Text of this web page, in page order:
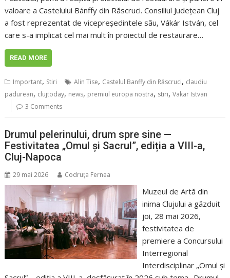
valoare a Castelului Bánffy din Răscruci. Consiliul Județean Cluj
a fost reprezentat de vicepreședintele său, Vákár István, cel
care s-a implicat cel mai mult în proiectul de restaurare…
READ MORE
Important, Stiri Alin Tise, Castelul Banffy din Răscruci, claudiu
padurean, clujtoday, news, premiul europa nostra, stiri,Vakar Istvan
3 Comments
Drumul pelerinului, drum spre sine —
Festivitatea „Omul și Sacrul”, ediția a VIII-a,
Cluj-Napoca
29 mai 2026 Codruța Fernea
Muzeul de Artă din
inima Clujului a găzduit
joi, 28 mai 2026,
festivitatea de
premiere a Concursului
Interregional
Interdisciplinar „Omul și